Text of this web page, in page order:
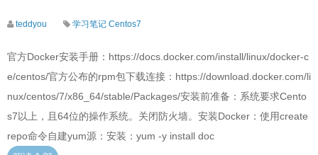
teddyou 学习笔记 Centos7
官方Docker安装手册：https://docs.docker.com/install/linux/docker-c
e/centos/官方公布的rpm包下载连接：https://download.docker.com/li
nux/centos/7/x86_64/stable/Packages/安装前准备：系统要求Cento
s7以上，且64位的操作系统。关闭防火墙。安装Docker：使用create
repo命令自建yum源：安装：yum -y install doc